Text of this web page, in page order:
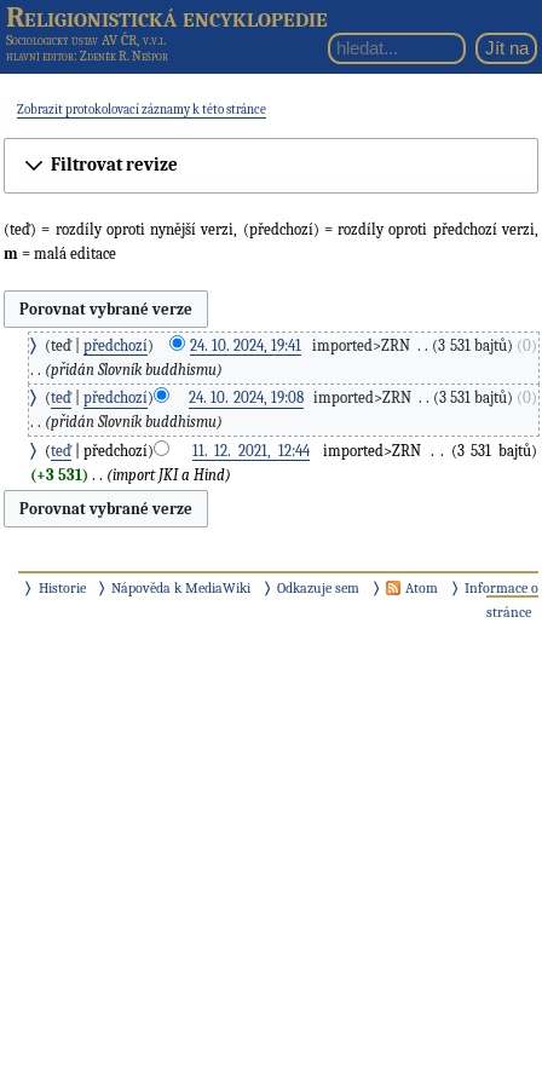
Religionistická encyklopedie
Sociologický ústav AV ČR, v.v.i.
hlavní editor: Zdeněk R. Nešpor
Zobrazit protokolovací záznamy k této stránce
Filtrovat revize
(teď) = rozdíly oproti nynější verzi, (předchozí) = rozdíly oproti předchozí verzi,
m = malá editace
teď předchozí 24. 10. 2024, 19:41 imported>ZRN 3 531 bajtů
0
přidán Slovník buddhismu
teď
předchozí 24. 10. 2024, 19:08‎ imported>ZRN 3 531 bajtů
0
přidán Slovník buddhismu
teď
předchozí 11. 12. 2021, 12:44‎ imported>ZRN
3 531 bajtů
+3 531 ‎ import JKI a Hind
Historie Nápověda k MediaWiki Odkazuje sem Atom
Informace o
stránce